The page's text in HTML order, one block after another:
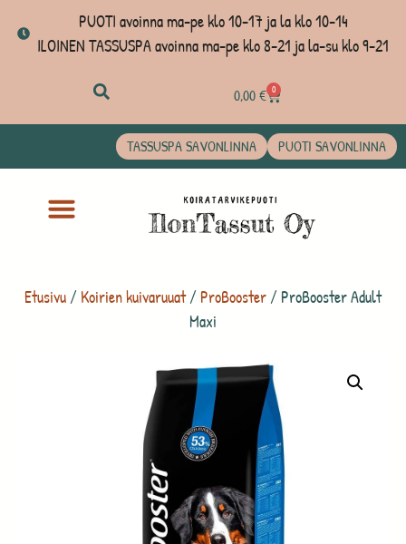
PUOTI avoinna ma-pe klo 10-17 ja la klo 10-14
ILOINEN TASSUSPA avoinna ma-pe klo 8-21 ja la-su klo 9-21
0,00€ 0
TASSUSPA SAVONLINNA PUOTI SAVONLINNA
Etusivu /Koirien kuivaruuat/ ProBooster / ProBooster Adult
Maxi